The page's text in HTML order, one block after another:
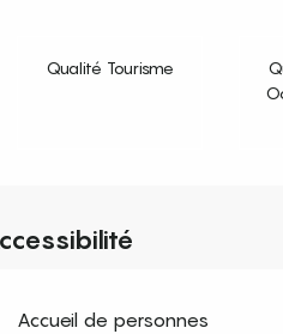
Qualité Tourisme
Accueil de personnes